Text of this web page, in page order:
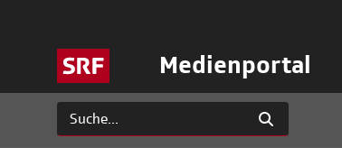
Medienportal